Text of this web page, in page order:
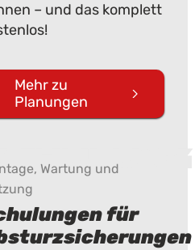
– und das komplett
Mehr zu
Planungen
Wartung und
für